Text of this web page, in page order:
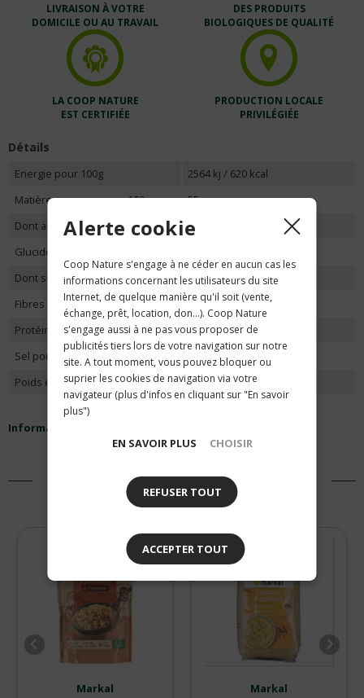
LIVRAISON À VOTRE
DOMICILE OU AU TRAVAIL
DES PRODUITS
BIOLOGIQUES DE QUALITÉ
LA COOP NATURE
EST CERTIFIÉE
PRODUCTION LOCALE
PRIVILÉGIÉE
Détails
Energie pour 100g
2564 kj / 620 kcal
Matières grasses pour 100g
55g
Dont acides gras saturés
5,4g
Glucides pour 100g
Dont sucres
3,8g
Fibres alimentaires pour 100g
6,0g
Protéines pour 100g
24g
Sel pour 100g
Poids en gramme
250
Informations nutritionnelles
PRODUITS SIMILAIRES
Markal
Markal
Alerte cookie
Coop Nature s'engage à ne céder en aucun cas les
informations concernant les utilisateurs du site
Internet, de quelque manière qu'il soit (vente,
échange, prêt, location, don...). Coop Nature
s'engage aussi à ne pas vous proposer de
publicités tiers lors de votre navigation sur notre
site. A tout moment, vous pouvez bloquer ou
suprier les cookies de navigation via votre
navigateur (plus d'infos en cliquant sur "En savoir
plus")
EN SAVOIR PLUS CHOISIR
REFUSER TOUT
ACCEPTER TOUT